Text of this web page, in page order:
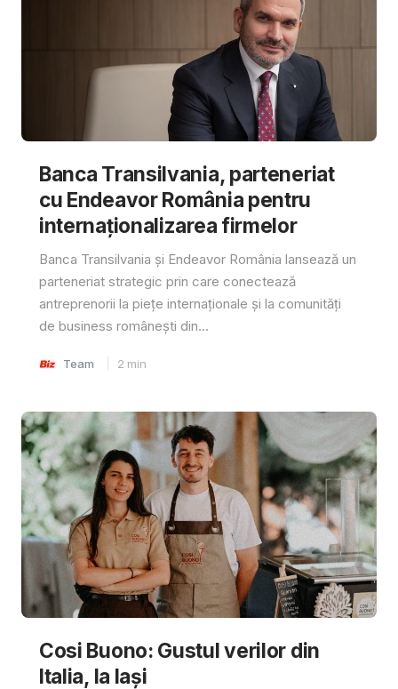
Banca Transilvania, parteneriat
cu Endeavor România pentru
internaționalizarea firmelor
Banca Transilvania și Endeavor România lansează un
parteneriat strategic prin care conectează
antreprenorii la piețe internaționale și la comunități
de business românești din...
Team 2 min
Cosi Buono: Gustul verilor din
Italia, la Iași